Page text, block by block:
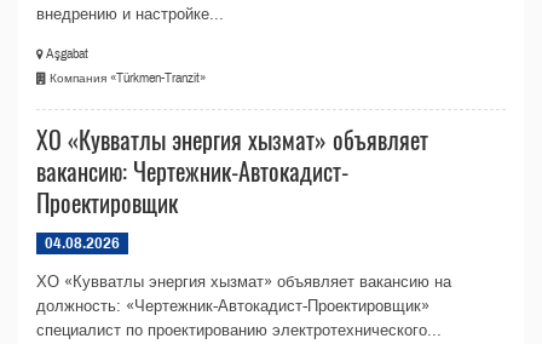
внедрению и настройке...
Aşgabat
Компания «Türkmen-Tranzit»
ХО «Кувватлы энергия хызмат» объявляет
вакансию: Чертежник-Автокадист-
Проектировщик
04.08.2026
ХО «Кувватлы энергия хызмат» объявляет вакансию на
должность: «Чертежник-Автокадист-Проектировщик»
специалист по проектированию электротехнического...